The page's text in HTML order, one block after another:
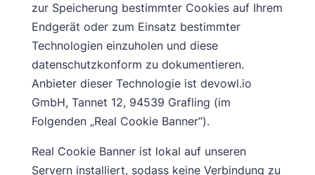
zur Speicherung bestimmter Cookies auf Ihrem
Endgerät oder zum Einsatz bestimmter
Technologien einzuholen und diese
datenschutzkonform zu dokumentieren.
Anbieter dieser Technologie ist devowl.io
GmbH, Tannet 12, 94539 Grafling (im
Folgenden „Real Cookie Banner“).
Real Cookie Banner ist lokal auf unseren
Servern installiert, sodass keine Verbindung zu